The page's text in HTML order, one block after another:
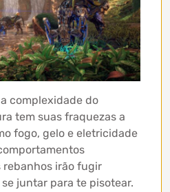
complexidade do
tem suas fraquezas a
fogo, gelo e eletricidade
irão fugir
juntar para te pisotear.